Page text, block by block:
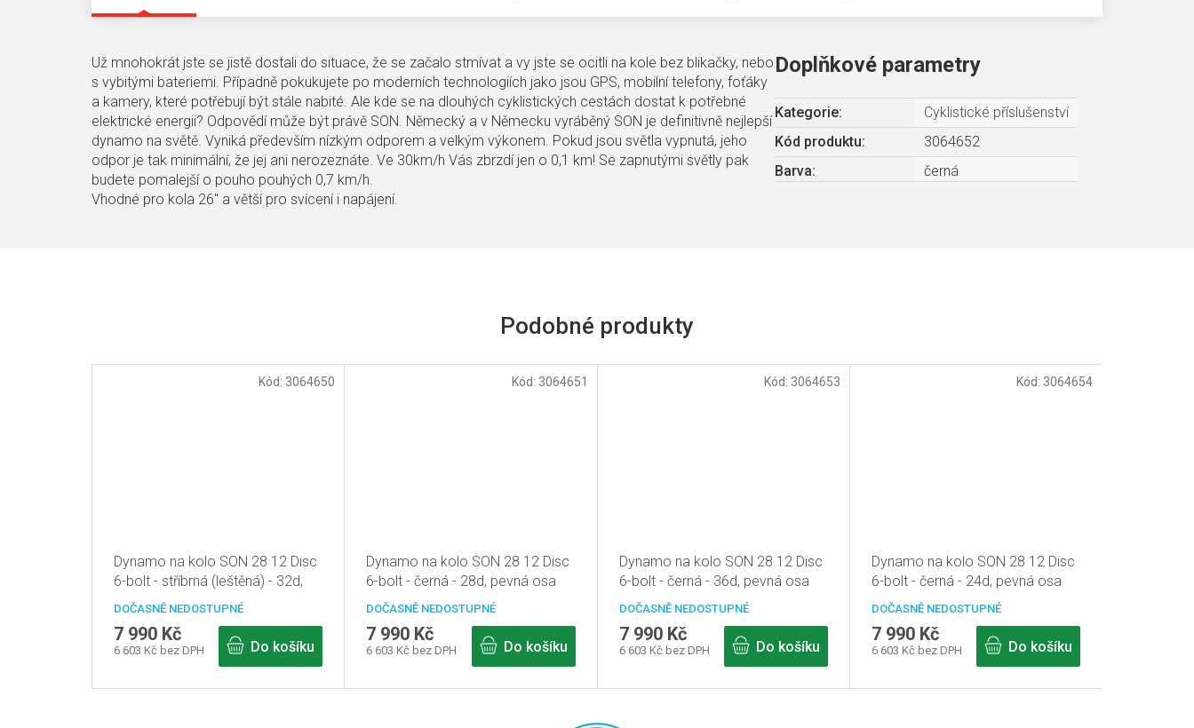
Už mnohokrát jste se jistě dostali do situace, že se začalo stmívat a vy jste se ocitli na kole bez blikačky, nebo
s vybitými bateriemi. Případně pokukujete po moderních technologiích jako jsou GPS, mobilní telefony, foťáky
a kamery, které potřebují být stále nabité. Ale kde se na dlouhých cyklistických cestách dostat k potřebné
elektrické energii? Odpovědí může být právě SON. Německý a v Německu vyráběný SON je definitivně nejlepší
dynamo na světě. Vyniká především nízkým odporem a velkým výkonem. Pokud jsou světla vypnutá, jeho
odpor je tak minimální, že jej ani nerozeznáte. Ve 30km/h Vás zbrzdí jen o 0,1 km! Se zapnutými světly pak
budete pomalejší o pouho pouhých 0,7 km/h.
Vhodné pro kola 26" a větší pro svícení i napájení.
Doplňkové parametry
Kategorie:
Cyklistické příslušenství
Kód produktu:
3064652
Barva: černá
Dynamo na kolo SON 28 12 Disc
6-bolt - stříbrná (leštěná) - 32d,
pevná osa 12mm
DOČASNĚ NEDOSTUPNÉ
6 603 Kč bez DPH
7 990 Kč
Do košíku
Kód: 3064650
Dynamo na kolo SON 28 12 Disc
6-bolt - černá - 28d, pevná osa
12mm
DOČASNĚ NEDOSTUPNÉ
6 603 Kč bez DPH
7 990 Kč
Do košíku
Kód: 3064651
Dynamo na kolo SON 28 12 Disc
6-bolt - černá - 36d, pevná osa
12mm
DOČASNĚ NEDOSTUPNÉ
6 603 Kč bez DPH
7 990 Kč
Do košíku
Kód: 3064653
Dynamo na kolo SON 28 12 Disc
6-bolt - černá - 24d, pevná osa
12mm
DOČASNĚ NEDOSTUPNÉ
6 603 Kč bez DPH
7 990 Kč
Do košíku
Kód: 3064654